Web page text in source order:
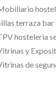
terraza bar
hosteleria
y
de